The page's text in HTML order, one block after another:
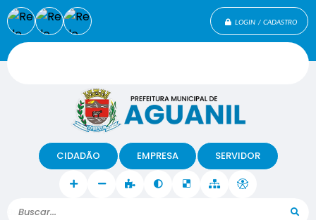
LOGIN / CADASTRO
Buscar...
CIDADÃO EMPRESA SERVIDOR